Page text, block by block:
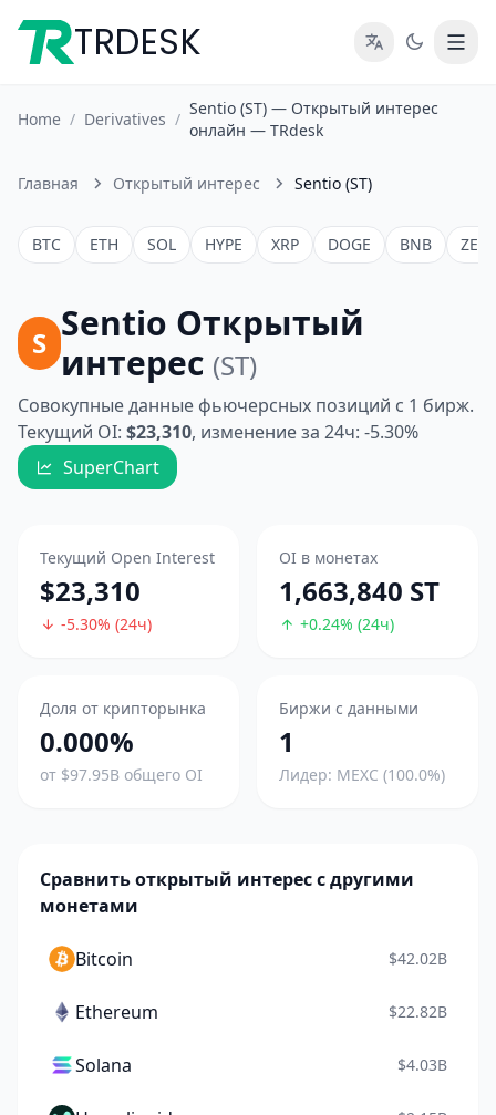
TRDESK
Home / Derivatives /
Sentio (ST) — Открытый интерес
онлайн — TRdesk
Главная Открытый интерес Sentio (ST)
BTC ETH SOL HYPE XRP DOGE BNB ZEC
S Sentio Открытый
интерес (ST)
Совокупные данные фьючерсных позиций с 1 бирж.
Текущий OI: $23,310, изменение за 24ч: -5.30%
SuperChart
Текущий Open Interest
$23,310
-5.30% (24ч)
OI в монетах
1,663,840 ST
+0.24% (24ч)
Доля от крипторынка
0.000%
от $97.95B общего OI
Биржи с данными
1
Лидер: MEXC (100.0%)
Сравнить открытый интерес с другими
монетами
Bitcoin $42.02B
Ethereum $22.82B
Solana $4.03B